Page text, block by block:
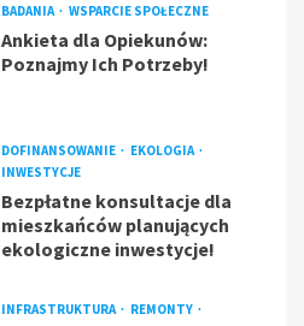
BADANIA WSPARCIE SPOŁECZNE
Ankieta dla Opiekunów:
Poznajmy Ich Potrzeby!
DOFINANSOWANIE
EKOLOGIA
INWESTYCJE
Bezpłatne konsultacje dla
mieszkańców planujących
ekologiczne inwestycje!
INFRASTRUKTURA
REMONTY